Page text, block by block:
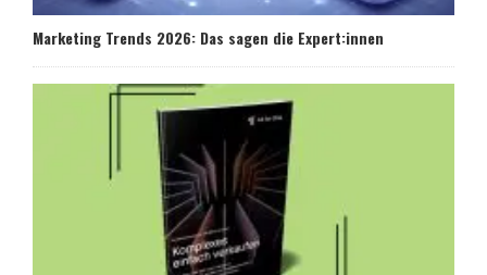
Marketing Trends 2026: Das sagen die Expert:innen